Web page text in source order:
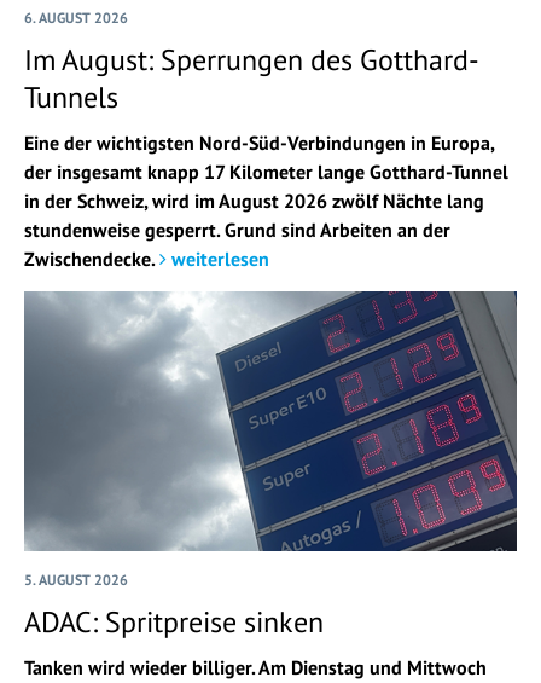
6. AUGUST 2026
Im August: Sperrungen des Gotthard-
Tunnels
Eine der wichtigsten Nord-Süd-Verbindungen in Europa,
der insgesamt knapp 17 Kilometer lange Gotthard-Tunnel
in der Schweiz, wird im August 2026 zwölf Nächte lang
stundenweise gesperrt. Grund sind Arbeiten an der
Zwischendecke.
weiterlesen
5. AUGUST 2026
ADAC: Spritpreise sinken
Tanken wird wieder billiger. Am Dienstag und Mittwoch